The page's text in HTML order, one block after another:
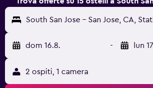
South San Jose - San Jose, CA,
dom 16.8. - lun
2 ospiti, 1 camera